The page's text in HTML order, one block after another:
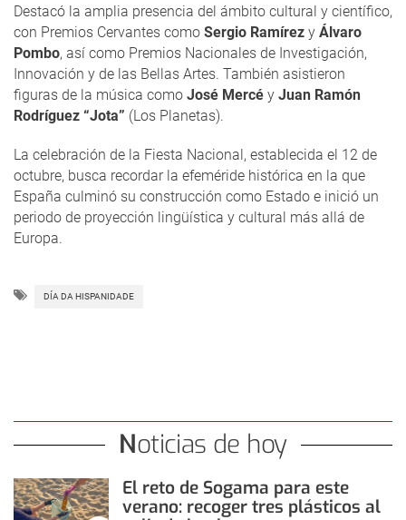
Destacó la amplia presencia del ámbito cultural y científico,
con Premios Cervantes como Sergio Ramírez y Álvaro
Pombo, así como Premios Nacionales de Investigación,
Innovación y de las Bellas Artes. También asistieron
figuras de la música como José Mercé y Juan Ramón
Rodríguez “Jota” (Los Planetas).
La celebración de la Fiesta Nacional, establecida el 12 de
octubre, busca recordar la efeméride histórica en la que
España culminó su construcción como Estado e inició un
periodo de proyección lingüística y cultural más allá de
Europa.
DÍA DA HISPANIDADE
Noticias de hoy
El reto de Sogama para este
verano: recoger tres plásticos al